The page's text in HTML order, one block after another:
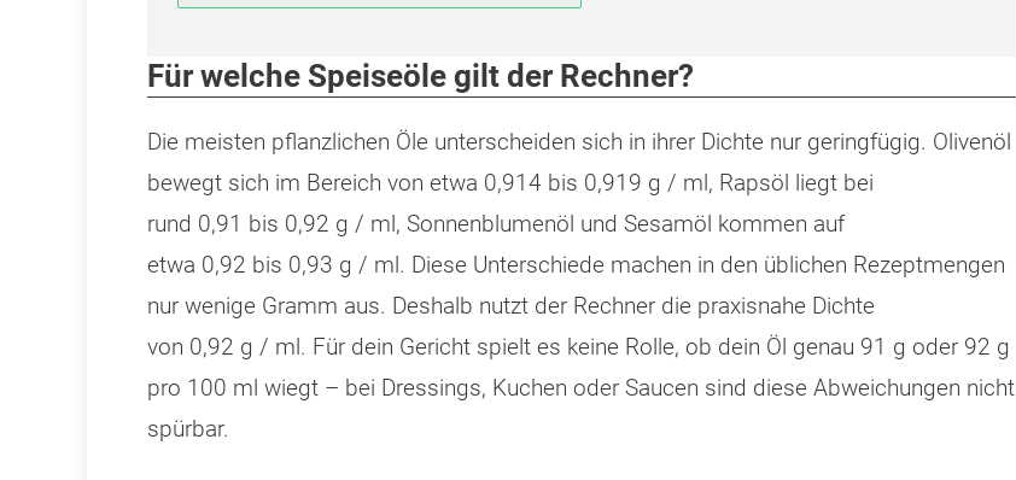
Für welche Speiseöle gilt der Rechner?
Die meisten pflanzlichen Öle unterscheiden sich in ihrer Dichte nur geringfügig. Olivenöl
bewegt sich im Bereich von etwa 0,914 bis 0,919 g / ml, Rapsöl liegt bei
rund 0,91 bis 0,92 g / ml, Sonnenblumenöl und Sesamöl kommen auf
etwa 0,92 bis 0,93 g / ml. Diese Unterschiede machen in den üblichen Rezeptmengen
nur wenige Gramm aus. Deshalb nutzt der Rechner die praxisnahe Dichte
von 0,92 g / ml. Für dein Gericht spielt es keine Rolle, ob dein Öl genau 91 g oder 92 g
pro 100 ml wiegt – bei Dressings, Kuchen oder Saucen sind diese Abweichungen nicht
spürbar.